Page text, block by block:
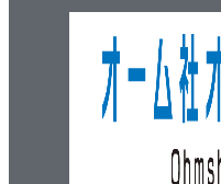
5.9 燃焼室熱負荷
5.10 環境アセスメ
5.11 位置選定と適用
5.12 環境保全対策：